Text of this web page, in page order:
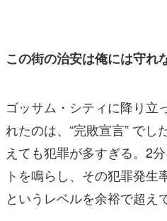
この街の治安は俺には守
ゴッサム・シティに降り立
れたのは、“完敗宣言” で
えても犯罪が多すぎる。2
トを鳴らし、その犯罪発生
というレベルを余裕で超え